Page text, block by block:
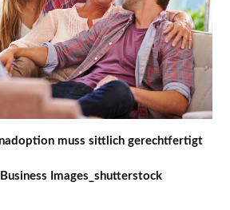
muss sittlich gerechtfertigt
Images_shutterstock